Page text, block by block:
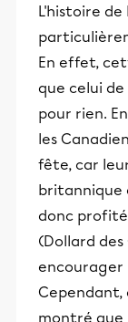
L'histoire
En effet,
que celui
pour rien.
les
fête, car
britannique
donc
(Dollard
encourager
Cependant,
montré que